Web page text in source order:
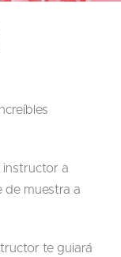
instructor a
de muestra a
te guiará